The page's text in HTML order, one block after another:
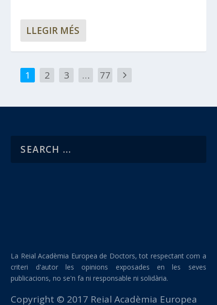
LLEGIR MÉS
1 2 3 … 77
La Reial Acadèmia Europea de Doctors, tot respectant com a
criteri d'autor les opinions exposades en les seves
publicacions, no se'n fa ni responsable ni solidària.
Copyright © 2017 Reial Acadèmia Europea